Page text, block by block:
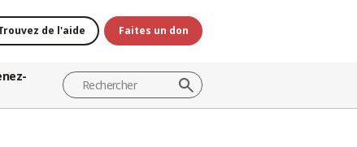
de l'aide Faites un don